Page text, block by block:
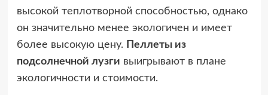
высокой теплотворной способностью, однако
он значительно менее экологичен и имеет
более высокую цену. Пеллеты из
подсолнечной лузги выигрывают в плане
экологичности и стоимости.